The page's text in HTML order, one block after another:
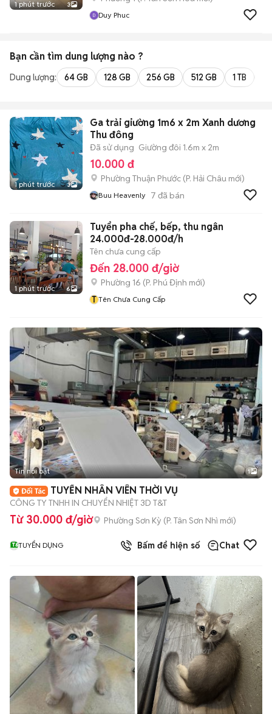
1 phút trước 3
Duy Phuc
Bạn cần tìm dung lượng nào ?
Dung lượng: 64 GB 128 GB 256 GB 512 GB 1 TB
1 phút trước 3
Ga trải giường 1m6 x 2m Xanh dương
Thu đông
Đã sử dụng Giường đôi 1.6m x 2m
10.000 đ
Phường Thuận Phước (P. Hải Châu mới)
Buu Heavenly 7 đã bán
1 phút trước 6
Tuyển pha chế, bếp, thu ngân
24.000đ-28.000đ/h
Tên chưa cung cấp
Đến 28.000 đ/giờ
Phường 16 (P. Phú Định mới)
T Tên Chưa Cung Cấp
Tin nổi bật 1
TUYỂN NHÂN VIÊN THỜI VỤ
CÔNG TY TNHH IN CHUYỂN NHIỆT 3D T&T
Từ 30.000 đ/giờ Phường Sơn Kỳ (P. Tân Sơn Nhì mới)
TUYỂN DỤNG Bấm để hiện số Chat